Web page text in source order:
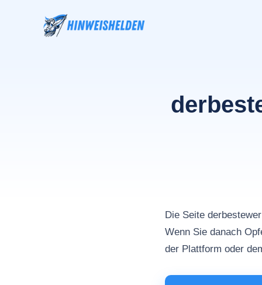
Die Seite
Wenn Sie danach
der Plattform oder